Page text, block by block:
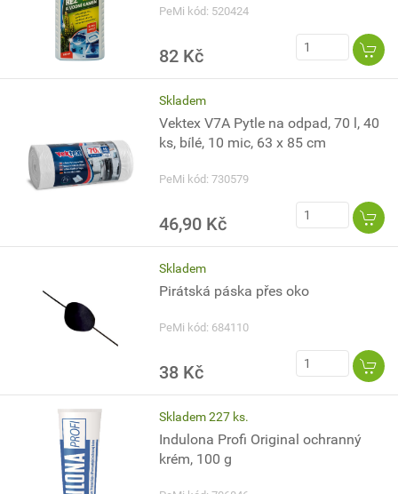
PeMi kód: 520424
82 Kč
Skladem
Vektex V7A Pytle na odpad, 70 l, 40
ks, bílé, 10 mic, 63 x 85 cm
PeMi kód: 730579
46,90 Kč
Skladem
Pirátská páska přes oko
PeMi kód: 684110
38 Kč
Skladem 227 ks.
Indulona Profi Original ochranný
krém, 100 g